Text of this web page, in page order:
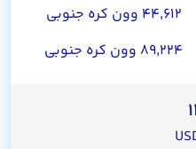
۴۴,۶۱۲ وون کره جنوبی
۸۹,۲۲۴ وون کره جنوبی